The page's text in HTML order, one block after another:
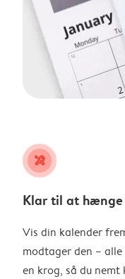
tools
Klar til at hænge
Vis din kalender
modtager den –
en krog, så du